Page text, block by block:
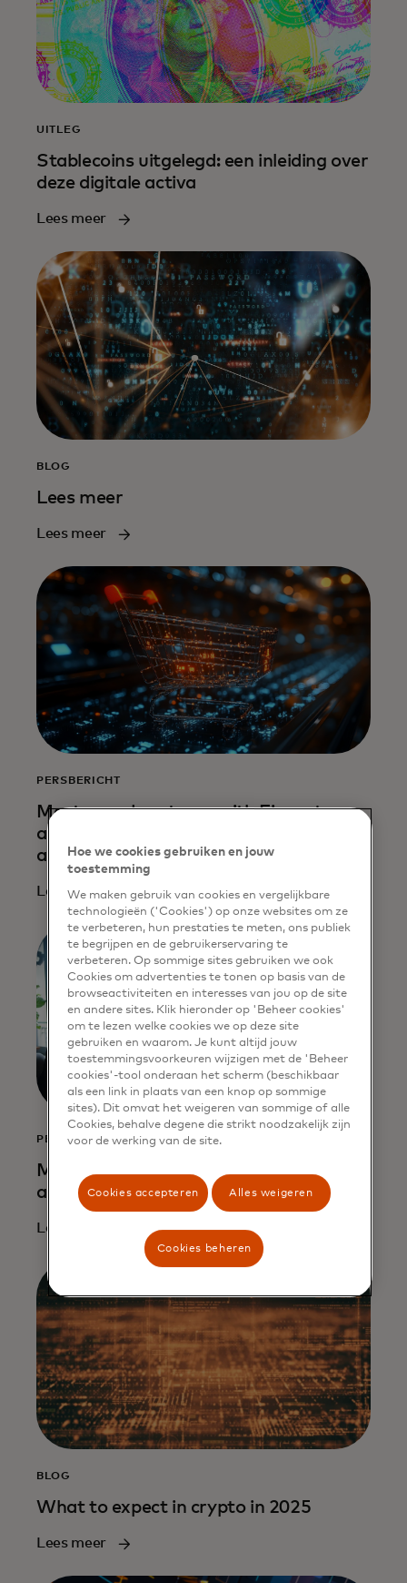
UITLEG
Stablecoins uitgelegd: een inleiding over
deze digitale activa
Lees meer
BLOG
Lees meer
Lees meer
PERSBERICHT
Mastercard partners with Fiserv to
accelerate mainstream stablecoin
adoption
Lees meer
PERSBERICHT
Mastercard en Moonpay werken samen
aan reguliere stablecoin-betalingen
Lees meer
BLOG
What to expect in crypto in 2025
Lees meer
Hoe we cookies gebruiken en jouw
toestemming
We maken gebruik van cookies en vergelijkbare
technologieën ('Cookies') op onze websites om ze
te verbeteren, hun prestaties te meten, ons publiek
te begrijpen en de gebruikerservaring te
verbeteren. Op sommige sites gebruiken we ook
Cookies om advertenties te tonen op basis van de
browseactiviteiten en interesses van jou op de site
en andere sites. Klik hieronder op 'Beheer cookies'
om te lezen welke cookies we op deze site
gebruiken en waarom. Je kunt altijd jouw
toestemmingsvoorkeuren wijzigen met de 'Beheer
cookies'-tool onderaan het scherm (beschikbaar
als een link in plaats van een knop op sommige
sites). Dit omvat het weigeren van sommige of alle
Cookies, behalve degene die strikt noodzakelijk zijn
voor de werking van de site.
Cookies accepteren Alles weigeren
Cookies beheren